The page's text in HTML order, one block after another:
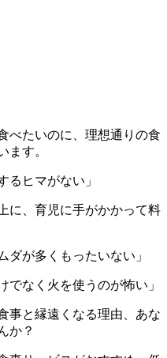
べたいのに、理想通りの食
ます。
るヒマがない」
に、育児に手がかかって料
ダが多くもったいない」
でなく火を使うのが怖い」
事と縁遠くなる理由、あな
か？